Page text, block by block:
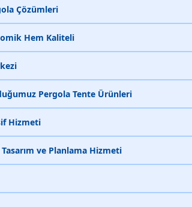
Çözümleri
Hem Kaliteli
Pergola Tente Ürünleri
Hizmeti
ve Planlama Hizmeti